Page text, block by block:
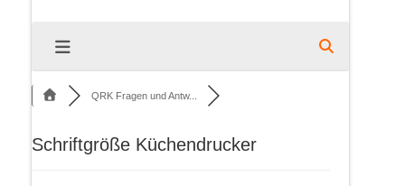
QRK Fragen und Antw...
Schriftgröße Küchendrucker